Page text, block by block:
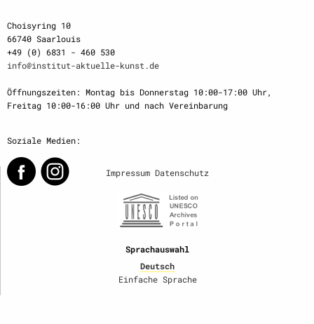
Choisyring 10
66740 Saarlouis
+49 (0) 6831 - 460 530
info@institut-aktuelle-kunst.de
Öffnungszeiten: Montag bis Donnerstag 10:00-17:00 Uhr,
Freitag 10:00-16:00 Uhr und nach Vereinbarung
Soziale Medien:
Impressum Datenschutz
Sprachauswahl
Deutsch
Einfache Sprache